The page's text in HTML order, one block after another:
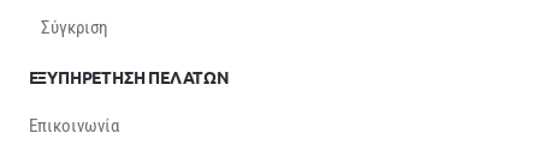
Σύγκριση
ΕΞΥΠΗΡΕΤΗΣΗ ΠΕΛΑΤΩΝ
Επικοινωνία